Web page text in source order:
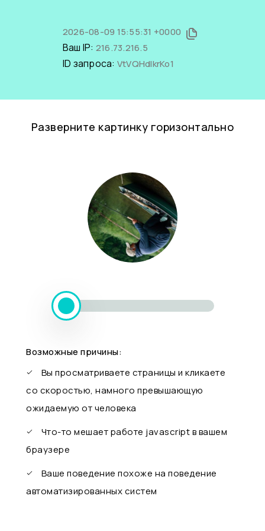
2026-08-09 15:55:31 +0000
Ваш IP: 216.73.216.5
ID запроса: VtVQHdlkrKo1
Разверните картинку горизонтально
Возможные причины:
Вы просматриваете страницы и кликаете
со скоростью, намного превышающую
ожидаемую от человека
Что-то мешает работе javascript в вашем
браузере
Ваше поведение похоже на поведение
автоматизированных систем